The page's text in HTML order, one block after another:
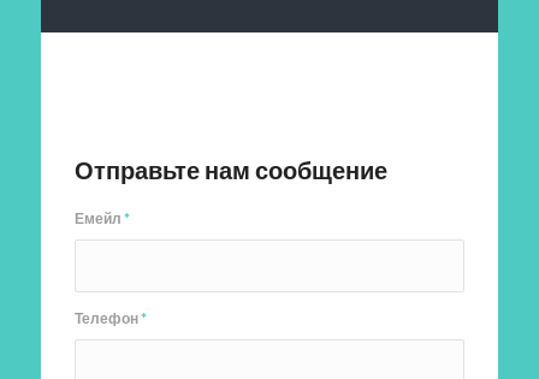
Отправьте нам сообщение
Емейл*
Телефон*